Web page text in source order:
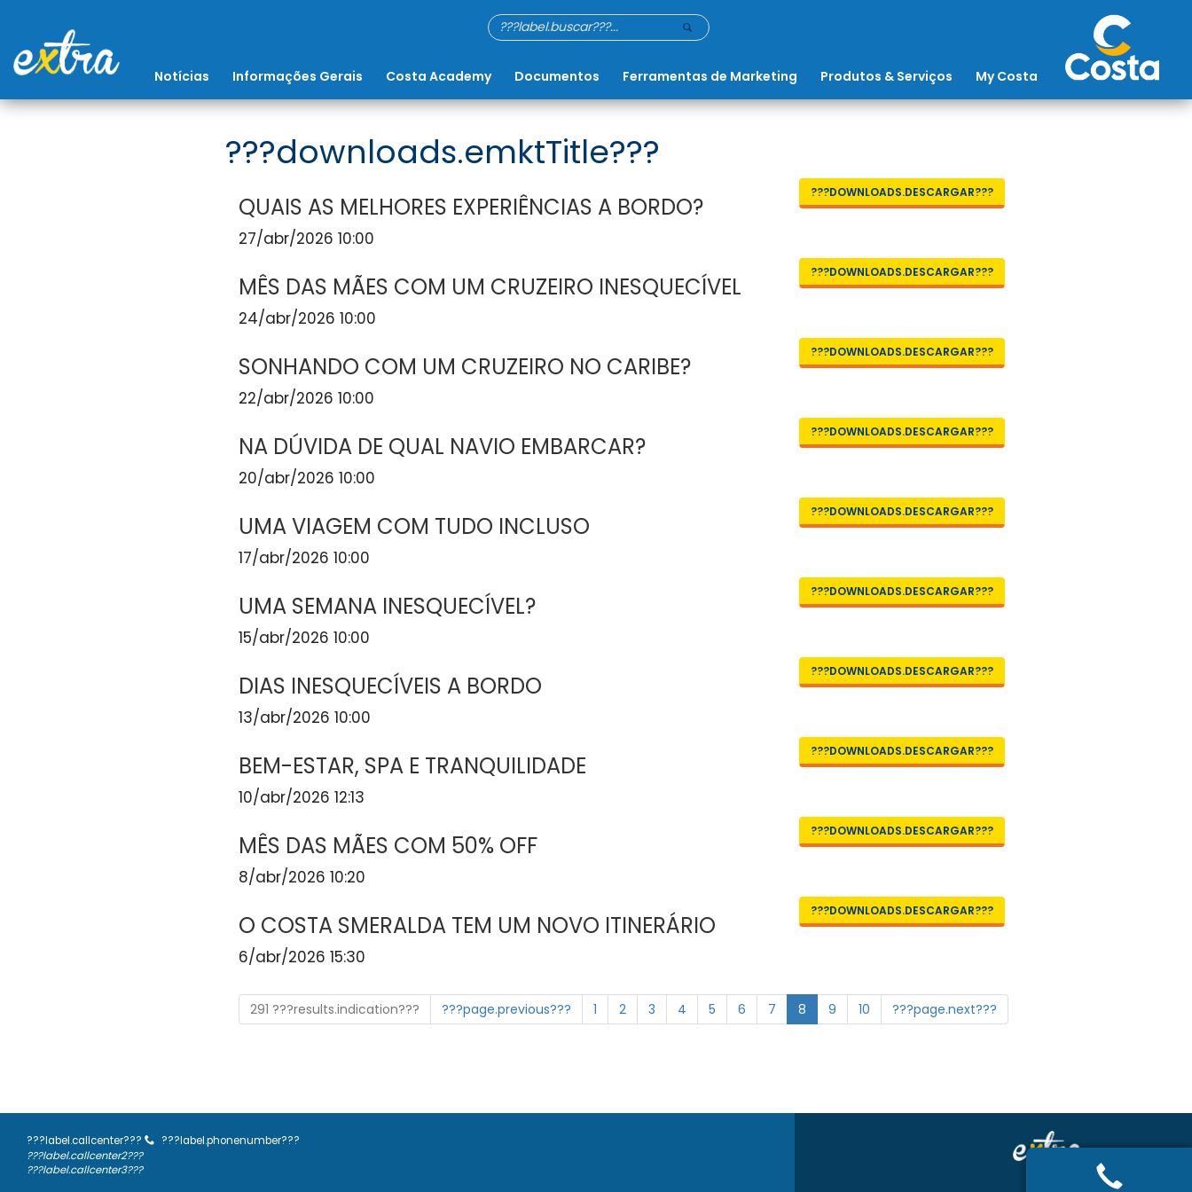
Notícias Informações Gerais Costa Academy Documentos Ferramentas de Marketing Produtos & Serviços My Costa
???downloads.emktTitle???
QUAIS AS MELHORES EXPERIÊNCIAS A BORDO?
27/abr/2026 10:00
???DOWNLOADS.DESCARGAR???
MÊS DAS MÃES COM UM CRUZEIRO INESQUECÍVEL
24/abr/2026 10:00
???DOWNLOADS.DESCARGAR???
SONHANDO COM UM CRUZEIRO NO CARIBE?
22/abr/2026 10:00
???DOWNLOADS.DESCARGAR???
NA DÚVIDA DE QUAL NAVIO EMBARCAR?
20/abr/2026 10:00
???DOWNLOADS.DESCARGAR???
UMA VIAGEM COM TUDO INCLUSO
17/abr/2026 10:00
???DOWNLOADS.DESCARGAR???
UMA SEMANA INESQUECÍVEL?
15/abr/2026 10:00
???DOWNLOADS.DESCARGAR???
DIAS INESQUECÍVEIS A BORDO
13/abr/2026 10:00
???DOWNLOADS.DESCARGAR???
BEM-ESTAR, SPA E TRANQUILIDADE
10/abr/2026 12:13
???DOWNLOADS.DESCARGAR???
MÊS DAS MÃES COM 50% OFF
8/abr/2026 10:20
???DOWNLOADS.DESCARGAR???
O COSTA SMERALDA TEM UM NOVO ITINERÁRIO
6/abr/2026 15:30
???DOWNLOADS.DESCARGAR???
291 ???results.indication??? ???page.previous??? 1 2 3 4 5 6 7 8 9 10 ???page.next???
???label.callcenter???
???label.phonenumber???
???label.callcenter2???
???label.callcenter3???